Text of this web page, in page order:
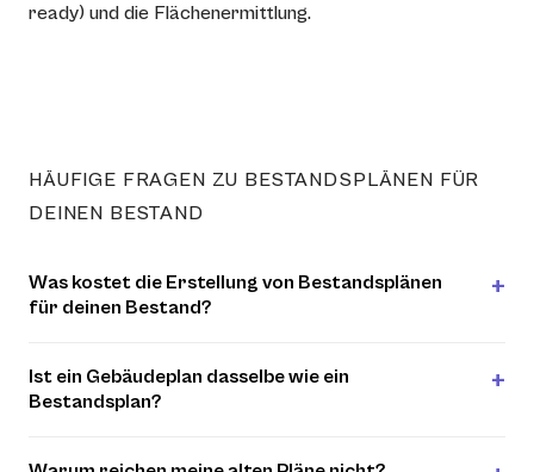
ready) und die Flächenermittlung.
HÄUFIGE FRAGEN ZU BESTANDSPLÄNEN FÜR
DEINEN BESTAND
Was kostet die Erstellung von Bestandsplänen
für deinen Bestand?
Ist ein Gebäudeplan dasselbe wie ein
Bestandsplan?